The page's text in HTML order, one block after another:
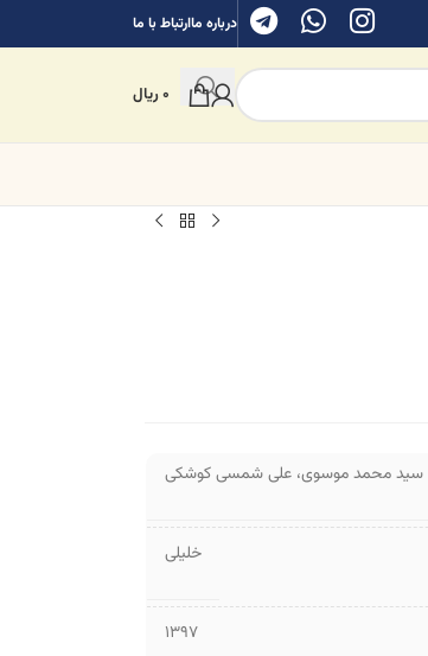
درباره ماارتباط با ما
0ریال
سید محمد موسوی،علی شمسی کوشکی
خلیلی
1397